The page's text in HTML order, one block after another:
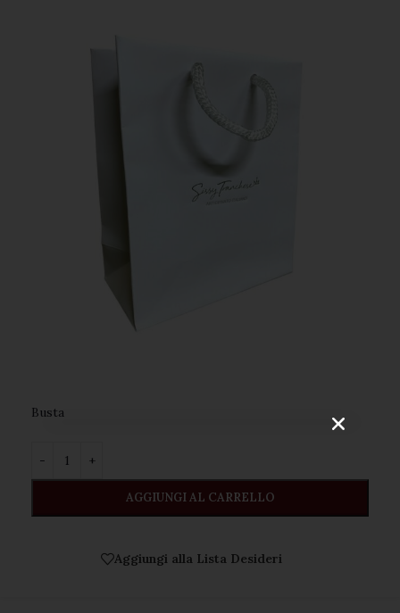
Busta ️
AGGIUNGI AL CARRELLO
Aggiungi alla Lista Desideri